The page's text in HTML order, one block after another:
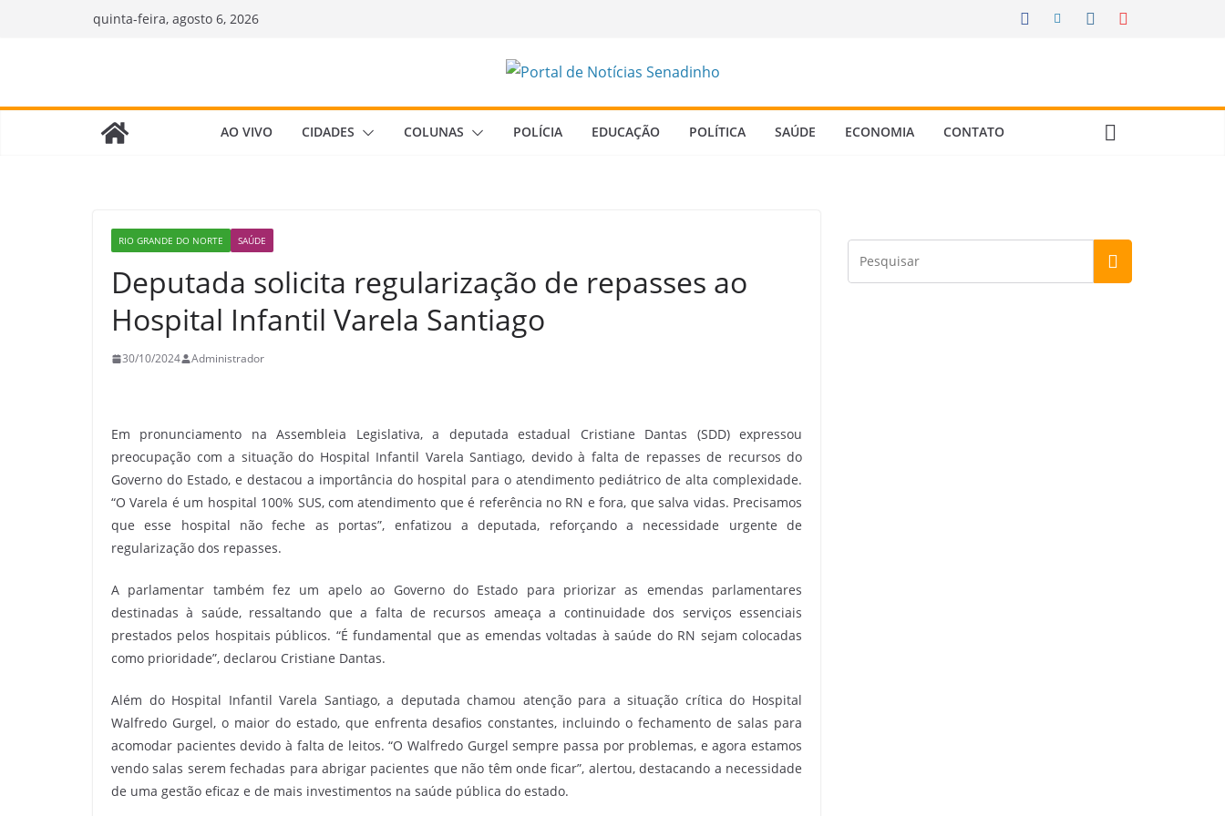
quinta-feira, agosto 6, 2026
AO VIVO CIDADES COLUNAS POLÍCIA EDUCAÇÃO POLÍTICA SAÚDE ECONOMIA CONTATO
RIO GRANDE DO NORTE SAÚDE
Deputada solicita regularização de repasses ao
Hospital Infantil Varela Santiago
30/10/2024 Administrador
Em pronunciamento na Assembleia Legislativa, a deputada estadual Cristiane Dantas (SDD) expressou
preocupação com a situação do Hospital Infantil Varela Santiago, devido à falta de repasses de recursos do
Governo do Estado, e destacou a importância do hospital para o atendimento pediátrico de alta complexidade.
“O Varela é um hospital 100% SUS, com atendimento que é referência no RN e fora, que salva vidas. Precisamos
que esse hospital não feche as portas”, enfatizou a deputada, reforçando a necessidade urgente de
regularização dos repasses.
A parlamentar também fez um apelo ao Governo do Estado para priorizar as emendas parlamentares
destinadas à saúde, ressaltando que a falta de recursos ameaça a continuidade dos serviços essenciais
prestados pelos hospitais públicos. “É fundamental que as emendas voltadas à saúde do RN sejam colocadas
como prioridade”, declarou Cristiane Dantas.
Além do Hospital Infantil Varela Santiago, a deputada chamou atenção para a situação crítica do Hospital
Walfredo Gurgel, o maior do estado, que enfrenta desafios constantes, incluindo o fechamento de salas para
acomodar pacientes devido à falta de leitos. “O Walfredo Gurgel sempre passa por problemas, e agora estamos
vendo salas serem fechadas para abrigar pacientes que não têm onde ficar”, alertou, destacando a necessidade
de uma gestão eficaz e de mais investimentos na saúde pública do estado.